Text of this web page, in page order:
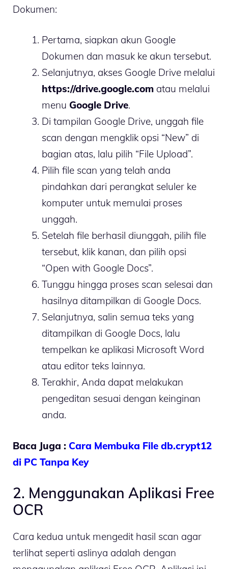
Dokumen:
Pertama, siapkan akun Google
Dokumen dan masuk ke akun tersebut.
Selanjutnya, akses Google Drive melalui
https://drive.google.com atau melalui
menu Google Drive.
Di tampilan Google Drive, unggah file
scan dengan mengklik opsi “New” di
bagian atas, lalu pilih “File Upload”.
Pilih file scan yang telah anda
pindahkan dari perangkat seluler ke
komputer untuk memulai proses
unggah.
Setelah file berhasil diunggah, pilih file
tersebut, klik kanan, dan pilih opsi
“Open with Google Docs”.
Tunggu hingga proses scan selesai dan
hasilnya ditampilkan di Google Docs.
Selanjutnya, salin semua teks yang
ditampilkan di Google Docs, lalu
tempelkan ke aplikasi Microsoft Word
atau editor teks lainnya.
Terakhir, Anda dapat melakukan
pengeditan sesuai dengan keinginan
anda.
Baca Juga : Cara Membuka File db.crypt12
di PC Tanpa Key
2. Menggunakan Aplikasi Free
OCR
Cara kedua untuk mengedit hasil scan agar
terlihat seperti aslinya adalah dengan